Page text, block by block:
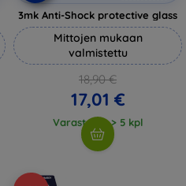
3mk Anti-Shock protective glass
Mittojen mukaan
valmistettu
18,90 €
17,01 €
Varastossa > 5 kpl